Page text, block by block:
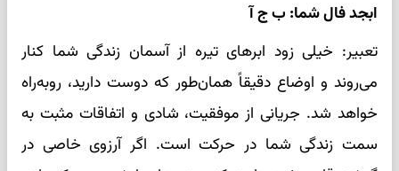
ابجد فال شما: ب ج آ
تعبیر: خیلی زود ابرهای تیره از آسمان زندگی شما کنار
می‌روند و اوضاع دقیقاً همان‌طور که دوست دارید، روبه‌راه
خواهد شد. جریانی از موفقیت، شادی و اتفاقات مثبت به
سمت زندگی شما در حرکت است. اگر آرزوی خاصی در